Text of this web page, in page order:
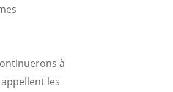
à
les